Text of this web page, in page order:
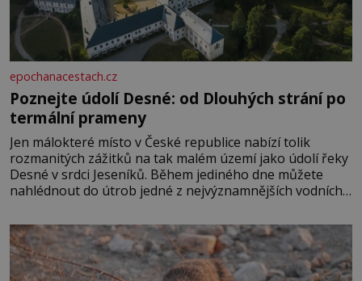
epochanacestach.cz
Poznejte údolí Desné: od Dlouhých strání po
termální prameny
Jen málokteré místo v České republice nabízí tolik
rozmanitých zážitků na tak malém území jako údolí řeky
Desné v srdci Jeseníků. Během jediného dne můžete
nahlédnout do útrob jedné z nejvýznamnějších vodních
se na koloběžce a den zakončit poznáváním památek ve
Velkých Losinách nebo v termálním